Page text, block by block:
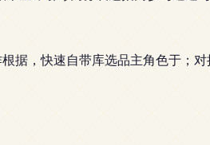
据，快速自带库选品主角色于；